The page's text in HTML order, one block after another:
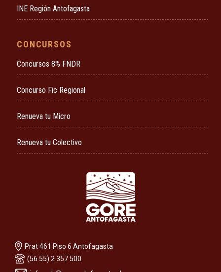
INE Región Antofagasta
CONCURSOS
Concursos 8% FNDR
Concurso Fic Regional
Renueva tu Micro
Renueva tu Colectivo
Prat 461 Piso 6 Antofagasta
(56 55) 2 357 500